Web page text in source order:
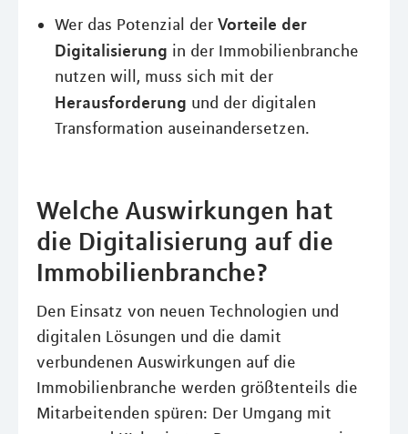
Wer das Potenzial der Vorteile der
Digitalisierung in der Immobilienbranche
nutzen will, muss sich mit der
Herausforderung und der digitalen
Transformation auseinandersetzen.
Welche Auswirkungen hat
die Digitalisierung auf die
Immobilienbranche?
Den Einsatz von neuen Technologien und
digitalen Lösungen und die damit
verbundenen Auswirkungen auf die
Immobilienbranche werden größtenteils die
Mitarbeitenden spüren: Der Umgang mit